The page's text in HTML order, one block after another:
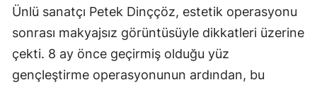
Ünlü sanatçı Petek Dinççöz, estetik operasyonu
sonrası makyajsız görüntüsüyle dikkatleri üzerine
çekti. 8 ay önce geçirmiş olduğu yüz
gençleştirme operasyonunun ardından, bu